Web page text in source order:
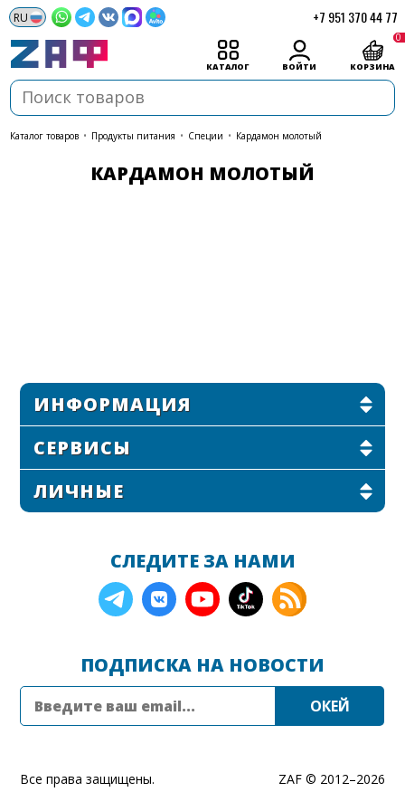
+7 951 370 44 77
КАТАЛОГ ВОЙТИ КОРЗИНА
0
каталог товаров • Продукты питания • Специи • Кардамон молотый
КАРДАМОН МОЛОТЫЙ
ИНФОРМАЦИЯ
СЕРВИСЫ
ЛИЧНЫЕ
СЛЕДИТЕ ЗА НАМИ
ПОДПИСКА НА НОВОСТИ
ZAF © 2012–2026
Все права защищены.